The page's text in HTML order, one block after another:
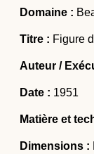
Domaine :
Titre : Figure
Auteur /
Date : 1951
Matière et
Dimensions :